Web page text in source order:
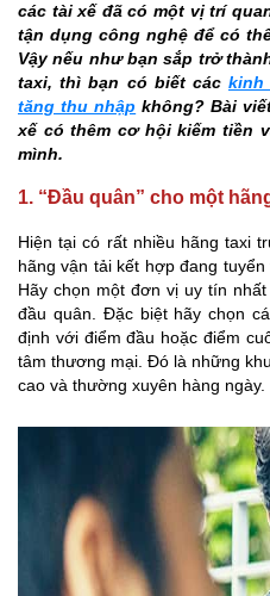
các tài xế đã có một vị trí
tận dụng công nghệ để có
Vậy nếu như bạn sắp trở
taxi, thì bạn có biết các kinh
tăng thu nhập không? Bài
xế có thêm cơ hội kiếm tiền
mình.
1. “Đầu quân” cho một
Hiện tại có rất nhiều hãng taxi
hãng vận tải kết hợp đang
Hãy chọn một đơn vị uy tín
đầu quân. Đặc biệt hãy chọn
định với điểm đầu hoặc điểm
tâm thương mại. Đó là những
cao và thường xuyên hàng ngày.